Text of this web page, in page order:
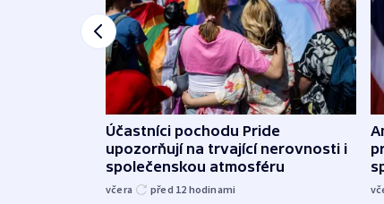
Účastníci pochodu Pride
upozorňují na trvající nerovnosti i
společenskou atmosféru
včera před 12 hodinami